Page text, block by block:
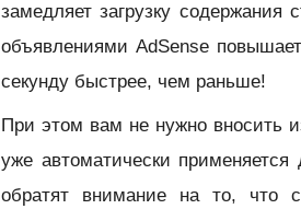
замедляет загрузку содержания
объявлениями AdSense
секунду быстрее, чем раньше!
При этом вам не нужно вносить
уже автоматически
обратят внимание на то, что